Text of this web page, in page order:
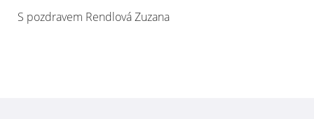
S pozdravem Rendlová Zuzana